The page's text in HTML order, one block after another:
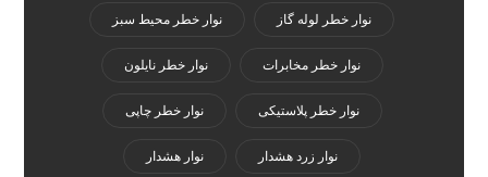
نوار خطر لوله گاز نوار خطر محیط سبز
نوار خطر مخابرات نوار خطر نایلون
نوار خطر پلاستیکی نوار خطر چاپی
نوار زرد هشدار نوار هشدار